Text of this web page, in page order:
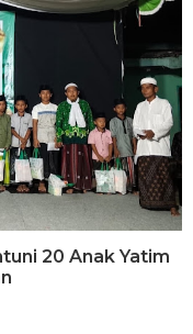
20 Anak Yatim